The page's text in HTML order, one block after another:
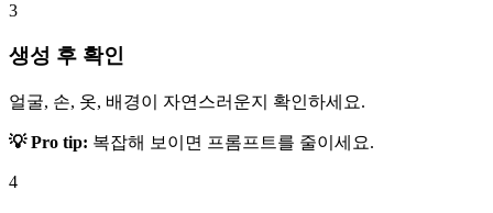
3
생성 후 확인
얼굴, 손, 옷, 배경이 자연스러운지 확인하세요.
💡 Pro tip: 복잡해 보이면 프롬프트를 줄이세요.
4